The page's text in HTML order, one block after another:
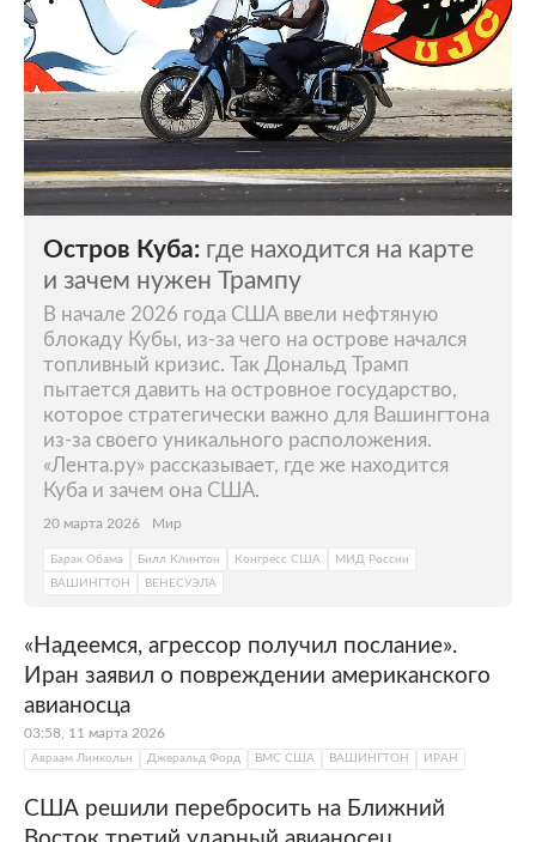
Остров Куба: где находится на карте
и зачем нужен Трампу
В начале 2026 года США ввели нефтяную
блокаду Кубы, из-за чего на острове начался
топливный кризис. Так Дональд Трамп
пытается давить на островное государство,
которое стратегически важно для Вашингтона
из-за своего уникального расположения.
«Лента.ру» рассказывает, где же находится
Куба и зачем она США.
20 марта 2026 Мир
Барак Обама Билл Клинтон Конгресс США
МИД России
ВАШИНГТОН
ВЕНЕСУЭЛА
«Надеемся, агрессор получил послание».
Иран заявил о повреждении американского
авианосца
03:58, 11 марта 2026
Авраам Линкольн Джеральд Форд ВМС США ВАШИНГТОН ИРАН
США решили перебросить на Ближний